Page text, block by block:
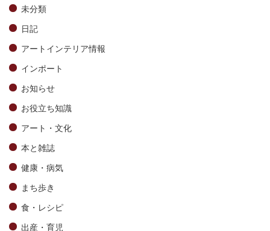
未分類
日記
アートインテリア情報
インポート
お知らせ
お役立ち知識
アート・文化
本と雑誌
健康・病気
まち歩き
食・レシピ
出産・育児